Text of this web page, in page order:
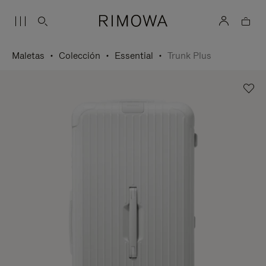
Maletas Colección Essential Trunk Plus